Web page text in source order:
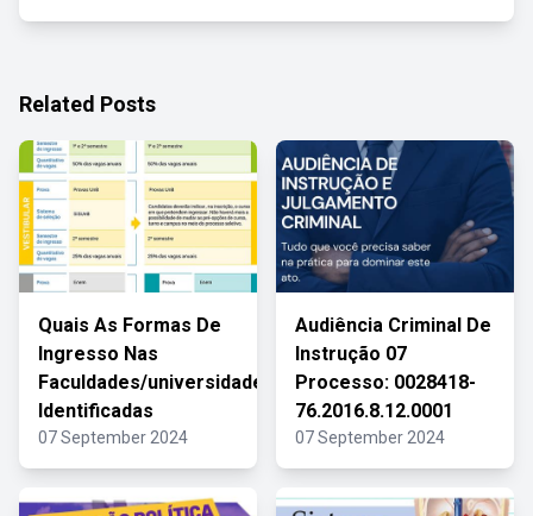
Related Posts
Quais As Formas De
Ingresso Nas
Faculdades/universidades
Identificadas
07 September 2024
Audiência Criminal De
Instrução 07
Processo: 0028418-
76.2016.8.12.0001
07 September 2024